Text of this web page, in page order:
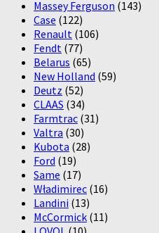
Massey Ferguson (143)
Case (122)
Renault (106)
Fendt (77)
Belarus (65)
New Holland (59)
Deutz (52)
CLAAS (34)
Farmtrac (31)
Valtra (30)
Kubota (28)
Ford (19)
Same (17)
Władimirec (16)
Landini (13)
McCormick (11)